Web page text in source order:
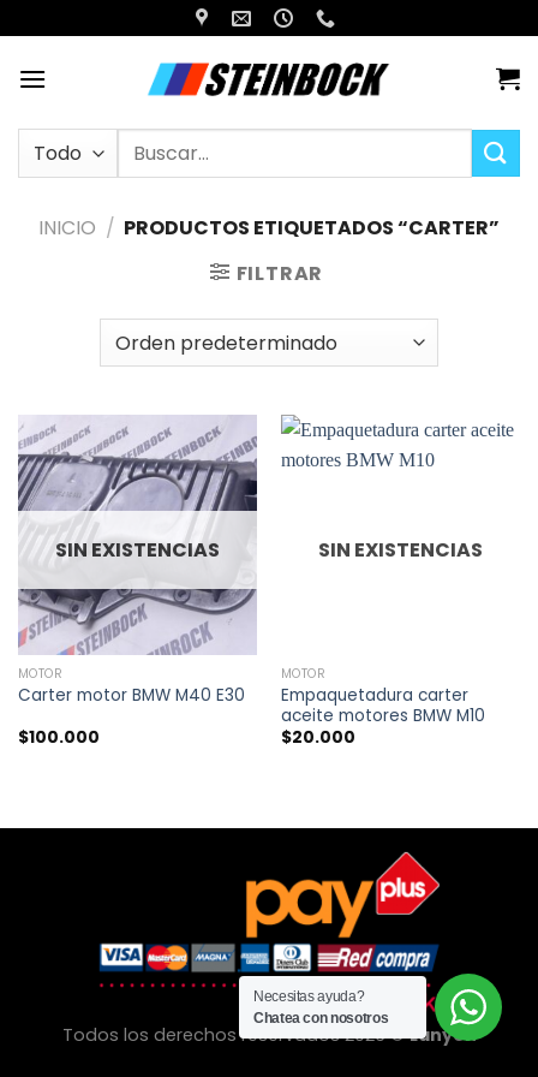
al
contenido
Buscar
INICIO / PRODUCTOS ETIQUETADOS “CARTER”
FILTRAR
SIN EXISTENCIAS
MOTOR
Carter motor BMW M40 E30
$100.000
SIN EXISTENCIAS
MOTOR
Empaquetadura carter
aceite motores BMW M10
$20.000
Todos los derechos reservados 2026 ©Lanyon
Necesitas ayuda?
Chatea con nosotros